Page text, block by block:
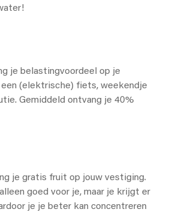
je belastingvoordeel op je
(elektrische) fiets, weekendje
Gemiddeld ontvang je 40%
je gratis fruit op jouw vestiging.
goed voor je, maar je krijgt er
je je beter kan concentreren